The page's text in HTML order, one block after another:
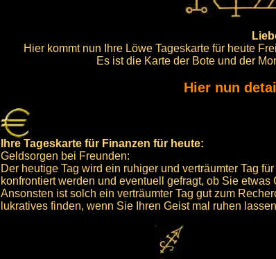
Hier kommt nun Ihre Löwe Tageskarte für heute
Es ist die Karte der Bote und der
Hier nun
Ihre Tageskarte für Finanzen für heute:
Geldsorgen bei Freunden:
Der heutige Tag wird ein ruhiger und verträumter Tag
konfrontiert werden und eventuell gefragt, ob Sie etwas
Ansonsten ist solch ein verträumter Tag gut zum
lukratives finden, wenn Sie Ihren Geist mal ruhen